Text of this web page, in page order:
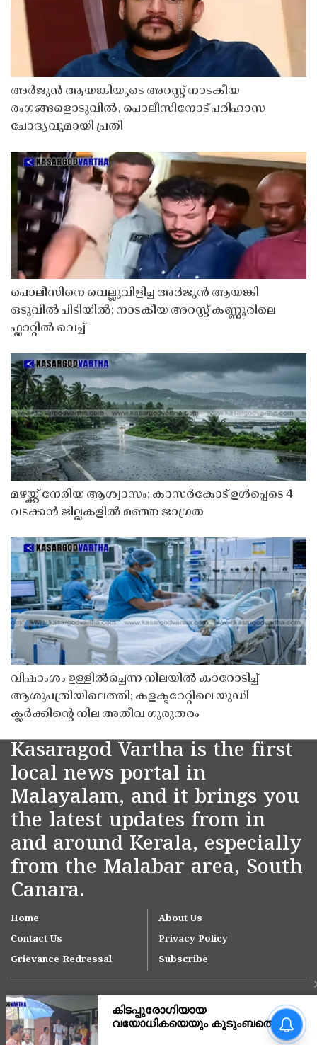
അർജുൻ ആയങ്കിയുടെ അറസ്റ്റ് നാടകീയ
രംഗങ്ങളൊടുവിൽ, പൊലീസിനോട് പരിഹാസ
ചോദ്യവുമായി പ്രതി
പൊലീസിനെ വെല്ലുവിളിച്ച അർജുൻ ആയങ്കി
ഒടുവിൽ പിടിയിൽ; നാടകീയ അറസ്റ്റ് കണ്ണൂരിലെ
ഫ്ലാറ്റിൽ വെച്ച്
മഴയ്ക്ക് നേരിയ ആശ്വാസം; കാസർകോട് ഉൾപ്പെടെ 4
വടക്കൻ ജില്ലകളിൽ മഞ്ഞ ജാഗ്രത
വിഷാംശം ഉള്ളിൽച്ചെന്ന നിലയിൽ കാറോടിച്ച്
ആശുപത്രിയിലെത്തി; കളക്ടറേറ്റിലെ യുഡി
ക്ലർക്കിൻ്റെ നില അതീവ ഗുരുതരം
Kasaragod Vartha is the first
local news portal in
Malayalam, and it brings you
the latest updates from in
and around Kerala, especially
from the Malabar area, South
Canara.
Home
About Us
Contact Us
Privacy Policy
Grievance Redressal
Subscribe
അർജുൻ ആയങ്കിയുടെ
അറസ്റ്റ് നാടകീയ